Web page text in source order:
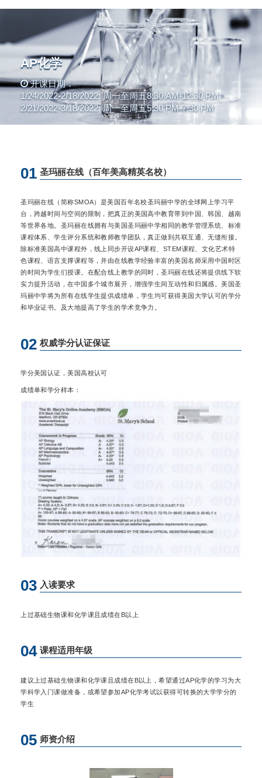
AP化学
开课日期：
1/24/2022-2/18/2022: 周一至周五8:30 AM-12:30 PM
2/21/2022-3/18/2022: 周一至周五5:30 PM-7:30 PM
01 圣玛丽在线（百年美高精英名校）
圣玛丽在线（简称SMOA）是美国百年名校圣玛丽中学的全球网上学习平
台，跨越时间与空间的限制，把真正的美国高中教育带到中国、韩国、越南
等世界各地。圣玛丽在线拥有与美国圣玛丽中学相同的教学管理系统、标准
课程体系、学生评分系统和教师教学团队，真正做到共联互通、无缝衔接。
除标准美国高中课程外，线上同步开设AP课程、STEM课程、文化艺术特
色课程、语言支撑课程等，并由在线教学经验丰富的美国名师采用中国时区
的时间为学生们授课。在配合线上教学的同时，圣玛丽在线还将提供线下软
实力提升活动，在中国多个城市展开，增强学生间互动性和归属感。美国圣
玛丽中学将为所有在线学生提供成绩单，学生均可获得美国大学认可的学分
和毕业证书。及大地提高了学生的学术竞争力。
02 权威学分认证保证
学分美国认证，美国高校认可
成绩单和学分样本：
03 入读要求
上过基础生物课和化学课且成绩在B以上
04 课程适用年级
建议上过基础生物课和化学课且成绩在B以上，希望通过AP化学的学习为大
学科学入门课做准备，或希望参加AP化学考试以获得可转换的大学学分的
学生
05 师资介绍